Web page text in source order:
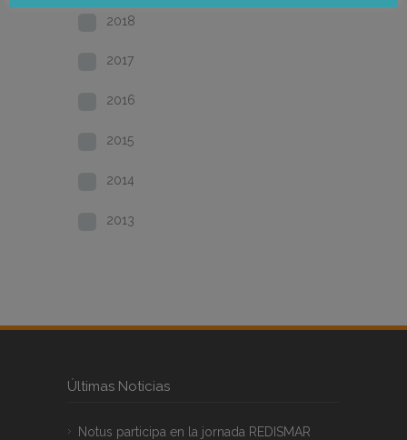
2018
2017
2016
2015
2014
2013
Últimas Noticias
Notus participa en la jornada REDISMAR